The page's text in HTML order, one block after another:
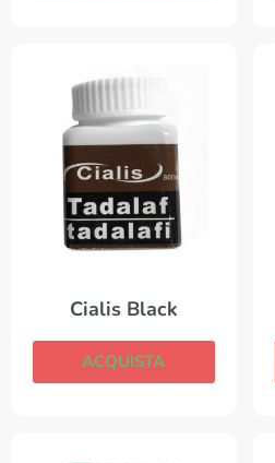
Cialis Black
ACQUISTA